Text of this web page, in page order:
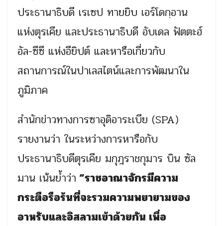
ประธานาธิบดี เรเซป ทายยิบ เอร์โดกฺอาน
แห่งตุรเคีย และประธานาธิบดี อับเดล ฟัตตะฮ์
อัล-ซีซี แห่งอียิปต์ และหารือเกี่ยวกับ
สถานการณ์ในปาเลสไตน์และการพัฒนาใน
ภูมิภาค
สำนักข่าวทางการซาอุดิอาระเบีย (SPA)
รายงานว่า ในระหว่างการหารือกับ
ประธานาธิบดีตุรเคีย มกุฎราชกุมาร บิน ซัล
มาน เน้นย้ำว่า “ราชอาณาจักรมีความ
กระตือรือร้นที่จะรวมความพยายามของ
อาหรับและอิสลามเข้าด้วยกัน เพื่อ